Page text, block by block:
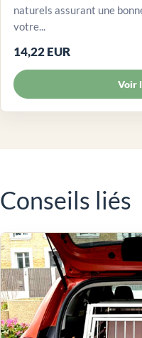
naturels assurant une
votre...
14,22 EUR
Voir
Conseils liés